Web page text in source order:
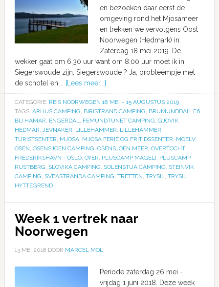
en bezoeken daar eerst de
omgeving rond het Mjosameer
en trekken we vervolgens Oost
Noorwegen (Hedmark) in.
Zaterdag 18 mei 2019. De
wekker gaat om 6.30 uur want om 8.00 uur moet ik in
Siegerswoude zijn. Siegerswoude ? Ja, probleempje met
de schotel en …
[Lees meer...]
CATEGORIE: REIS NOORWEGEN 18 MEI – 15 AUGUSTUS 2019
TAGS: ARHUS CAMPING, BIRISTRAND CAMPING, BRUMUNDDAL, E6
BIJ HAMAR, ENGERDAL, FEMUNDTUNET CAMPING, GJOVIK,
HEDMAR, JEVNAKER, LILLEHAMMER, LILLEHAMMER
TURISTSENTER, MJOSA, MJOSA FERIE OG FRITIDSSENTER, MOELV,
OSEN, OSENSJOEN CAMPING, OSENSJOEN MEER, OVERTOCHT
FREDERIKSHAVN - OSLO, OYER, PLUSCAMP MAGELI, PLUSCAMP
RUSTBERG, SLOVIKA CAMPING, SOLENSTUA CAMPING, STEINVIK
CAMPING, SVEASTRANDA CAMPING, TRETTEN, TRYSIL, TRYSIL
HYTTEGREND
Week 1 vertrek naar
Noorwegen
13 MEI 2018 DOOR MARCEL MOL
Periode zaterdag 26 mei -
vrijdag 1 juni 2018. Deze week